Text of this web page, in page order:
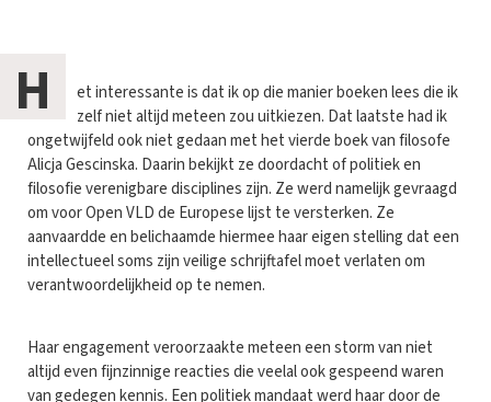
H
et interessante is dat ik op die manier boeken lees die ik
zelf niet altijd meteen zou uitkiezen. Dat laatste had ik
ongetwijfeld ook niet gedaan met het vierde boek van filosofe
Alicja Gescinska. Daarin bekijkt ze doordacht of politiek en
filosofie verenigbare disciplines zijn. Ze werd namelijk gevraagd
om voor Open VLD de Europese lijst te versterken. Ze
aanvaardde en belichaamde hiermee haar eigen stelling dat een
intellectueel soms zijn veilige schrijftafel moet verlaten om
verantwoordelijkheid op te nemen.
Haar engagement veroorzaakte meteen een storm van niet
altijd even fijnzinnige reacties die veelal ook gespeend waren
van gedegen kennis. Een politiek mandaat werd haar door de